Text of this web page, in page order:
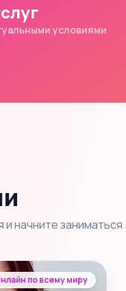
условиями
начните заниматься
по всему миру